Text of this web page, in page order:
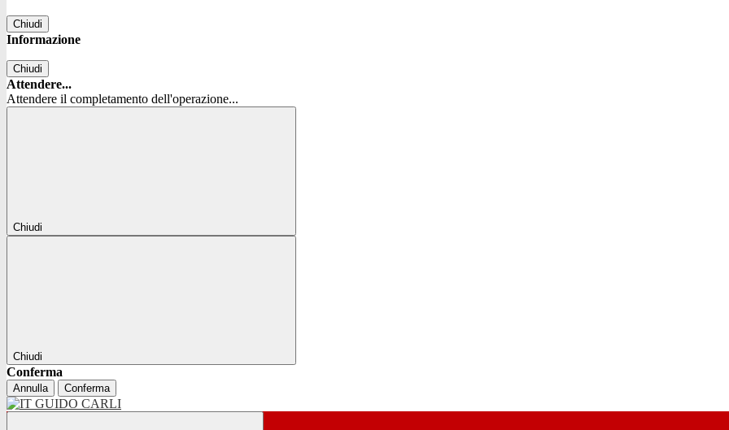
Chiudi
Informazione
Chiudi
Attendere...
Attendere il completamento dell'operazione...
Chiudi
Chiudi
Conferma
Annulla Conferma